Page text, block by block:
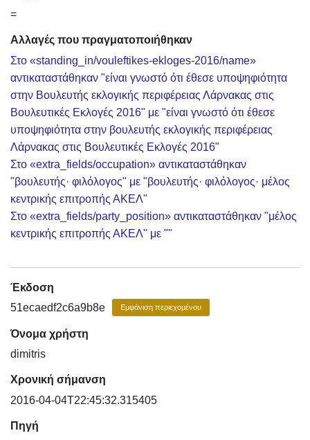
=
Αλλαγές που πραγματοποιήθηκαν
Στο «standing_in/vouleftikes-ekloges-2016/name»
αντικαταστάθηκαν "είναι γνωστό ότι έθεσε υποψηφιότητα
στην Βουλευτής εκλογικής περιφέρειας Λάρνακας στις
Βουλευτικές Εκλογές 2016" με "είναι γνωστό ότι έθεσε
υποψηφιότητα στην βουλευτής εκλογικής περιφέρειας
Λάρνακας στις Βουλευτικές Εκλογές 2016"
Στο «extra_fields/occupation» αντικαταστάθηκαν
"βουλευτής· φιλόλογος" με "βουλευτής· φιλόλογος· μέλος
κεντρικής επιτροπής ΑΚΕΛ"
Στο «extra_fields/party_position» αντικαταστάθηκαν "μέλος
κεντρικής επιτροπής ΑΚΕΛ" με ""
Έκδοση
51ecaedf2c6a9b8e
Εμφάνιση περιεχομένου
Όνομα χρήστη
dimitris
Χρονική σήμανση
2016-04-04T22:45:32.315405
Πηγή